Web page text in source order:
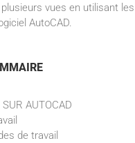
vues en utilisant les
AutoCAD.
AUTOCAD
de travail